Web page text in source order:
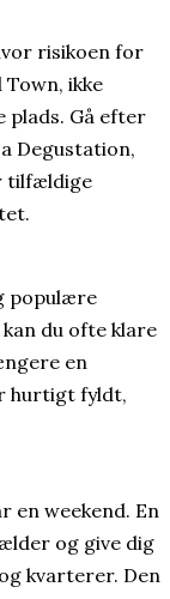
risikoen for
ikke
plads. Gå efter
Degustation,
tilfældige
populære
du ofte klare
en
hurtigt fyldt,
en weekend. En
og give dig
kvarterer. Den